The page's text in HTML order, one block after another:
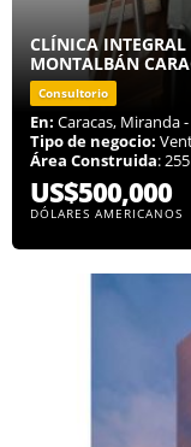
CLÍNICA
MONTALBÁN
Consultorio
En: Caracas, Miranda
Tipo de negocio:
Área Construida:
US$500,000
DÓLARES AMERICANOS